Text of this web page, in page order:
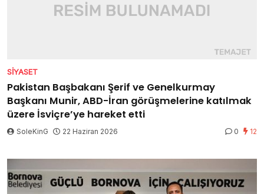
SIYASET
Pakistan Başbakanı Şerif ve Genelkurmay
Başkanı Munir, ABD-İran görüşmelerine katılmak
üzere İsviçre’ye hareket etti
SoleKinG 22 Haziran 2026 0 12